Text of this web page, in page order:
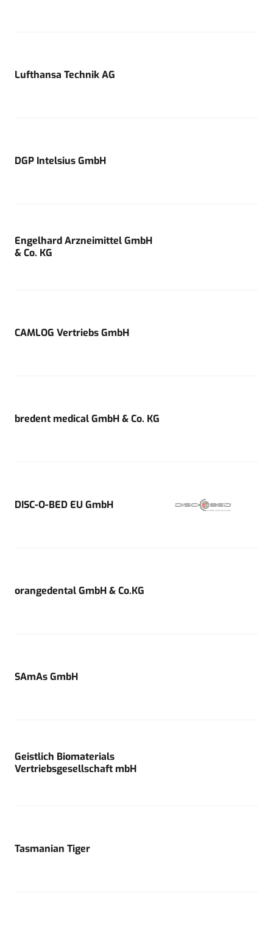
Lufthansa Technik AG
DGP Intelsius GmbH
Engelhard Arzneimittel GmbH
& Co. KG
CAMLOG Vertriebs GmbH
bredent medical GmbH & Co. KG
DISC-O-BED EU GmbH
orangedental GmbH & Co.KG
SAmAs GmbH
Geistlich Biomaterials
Vertriebsgesellschaft mbH
Tasmanian Tiger